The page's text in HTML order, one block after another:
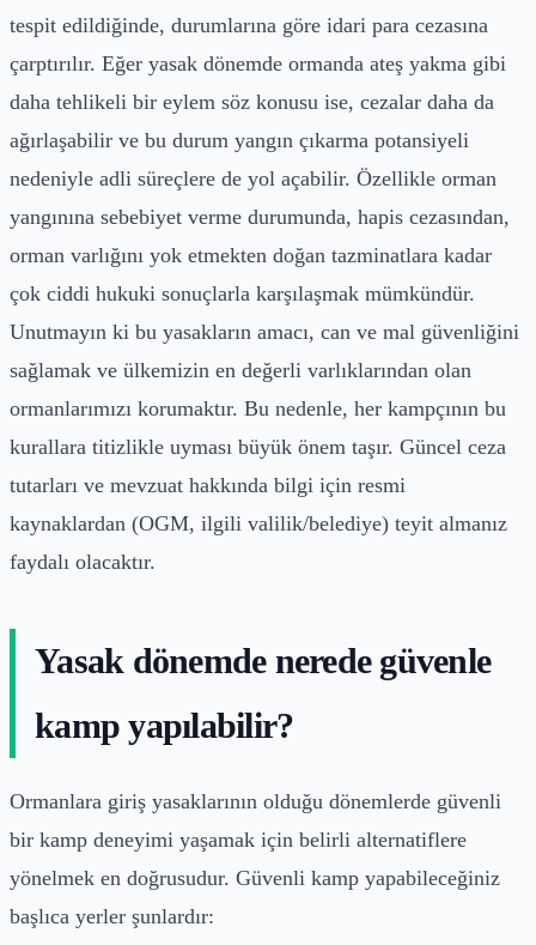
tespit edildiğinde, durumlarına göre idari para cezasına
çarptırılır. Eğer yasak dönemde ormanda ateş yakma gibi
daha tehlikeli bir eylem söz konusu ise, cezalar daha da
ağırlaşabilir ve bu durum yangın çıkarma potansiyeli
nedeniyle adli süreçlere de yol açabilir. Özellikle orman
yangınına sebebiyet verme durumunda, hapis cezasından,
orman varlığını yok etmekten doğan tazminatlara kadar
çok ciddi hukuki sonuçlarla karşılaşmak mümkündür.
Unutmayın ki bu yasakların amacı, can ve mal güvenliğini
sağlamak ve ülkemizin en değerli varlıklarından olan
ormanlarımızı korumaktır. Bu nedenle, her kampçının bu
kurallara titizlikle uyması büyük önem taşır. Güncel ceza
tutarları ve mevzuat hakkında bilgi için resmi
kaynaklardan (OGM, ilgili valilik/belediye) teyit almanız
faydalı olacaktır.
Yasak dönemde nerede güvenle
kamp yapılabilir?
Ormanlara giriş yasaklarının olduğu dönemlerde güvenli
bir kamp deneyimi yaşamak için belirli alternatiflere
yönelmek en doğrusudur. Güvenli kamp yapabileceğiniz
başlıca yerler şunlardır: